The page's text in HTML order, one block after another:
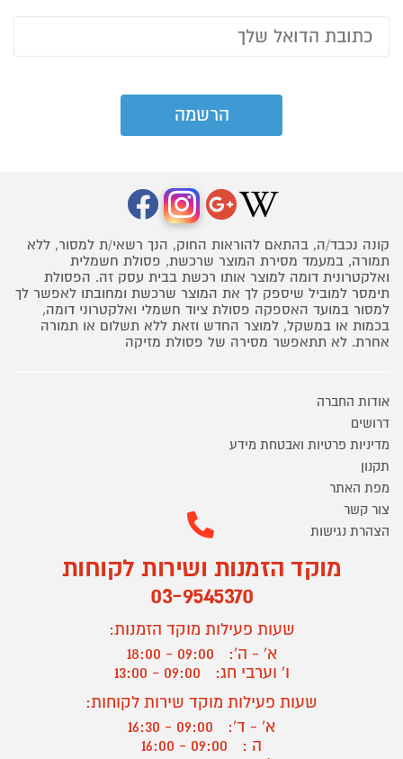
קונה נכבד/ה, בהתאם להוראות החוק, הנך רשאי/ת למסור, ללא
תמורה, במעמד מסירת המוצר שרכשת, פסולת חשמלית
ואלקטרונית דומה למוצר אותו רכשת בבית עסק זה. הפסולת
תימסר למוביל שיספק לך את המוצר שרכשת ומחובתו לאפשר לך
למסור במועד האספקה פסולת ציוד חשמלי ואלקטרוני דומה,
בכמות או במשקל, למוצר החדש וזאת ללא תשלום או תמורה
אחרת. לא תתאפשר מסירה של פסולת מזיקה
אודות החברה
דרושים
מדיניות פרטיות ואבטחת מידע
תקנון
מפת האתר
צור קשר
הצהרת נגישות
מוקד הזמנות ושירות לקוחות
03-9545370
שעות פעילות מוקד הזמנות:
א' - ה':
09:00 - 18:00
ו' וערבי חג:
09:00 - 13:00
שעות פעילות מוקד שירות לקוחות:
א' - ד':
09:00 - 16:30
ה :
09:00 - 16:00